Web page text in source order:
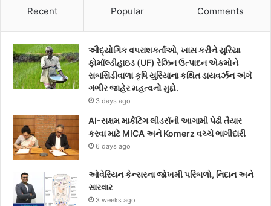
c
e
b
o
o
k
i
t
t
e
t
a
g
a
Recent Popular Comments
ઔદ્યોગિક વપરાશકર્તાઓ, ખાસ કરીને યુરિયા
ફોર્માલ્ડીહાઇડ (UF) રેઝિન ઉત્પાદન એકમોને
સબસિડીવાળા કૃષિ યુરિયાના કથિત ડાયવર્ઝન અંગે
ગંભીર જાહેર મહત્વનો મુદ્દો.
3 days ago
AI-સક્ષમ માર્કેટિંગ લીડર્સની આગામી પેઢી તૈયાર
કરવા માટે MICA અને Komerz વચ્ચે ભાગીદારી
6 days ago
ઓવેરિયન કેન્સરના જોખમી પરિબળો, નિદાન અને
સારવાર
3 weeks ago